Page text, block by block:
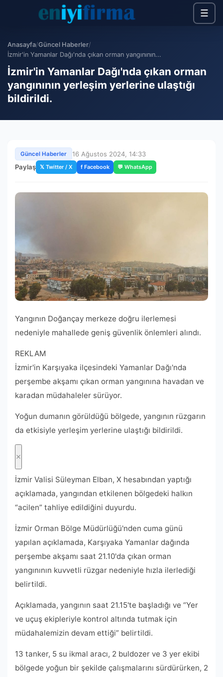
☰
Anasayfa/Güncel Haberler/
İzmir'in Yamanlar Dağı'nda çıkan orman yangınının...
İzmir'in Yamanlar Dağı'nda çıkan orman
yangınının yerleşim yerlerine ulaştığı
bildirildi.
Güncel Haberler
16 Ağustos 2024, 14:33
Paylaş 𝕏 Twitter / X f Facebook 💬 WhatsApp
Yangının Doğançay merkeze doğru ilerlemesi
nedeniyle mahallede geniş güvenlik önlemleri alındı.
REKLAM
İzmir'in Karşıyaka ilçesindeki Yamanlar Dağı'nda
perşembe akşamı çıkan orman yangınına havadan ve
karadan müdahaleler sürüyor.
Yoğun dumanın görüldüğü bölgede, yangının rüzgarın
da etkisiyle yerleşim yerlerine ulaştığı bildirildi.
İzmir Valisi Süleyman Elban, X hesabından yaptığı
açıklamada, yangından etkilenen bölgedeki halkın
“acilen” tahliye edildiğini duyurdu.
İzmir Orman Bölge Müdürlüğü'nden cuma günü
yapılan açıklamada, Karşıyaka Yamanlar dağında
perşembe akşamı saat 21.10'da çıkan orman
yangınının kuvvetli rüzgar nedeniyle hızla ilerlediği
belirtildi.
Açıklamada, yangının saat 21.15'te başladığı ve “Yer
ve uçuş ekipleriyle kontrol altında tutmak için
müdahalemizin devam ettiği” belirtildi.
13 tanker, 5 su ikmal aracı, 2 buldozer ve 3 yer ekibi
bölgede yoğun bir şekilde çalışmalarını sürdürürken, 2